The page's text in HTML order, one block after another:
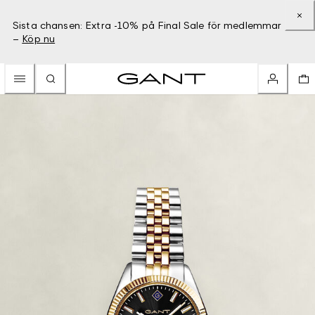
Sista chansen: Extra -10% på Final Sale för medlemmar
– Köp nu